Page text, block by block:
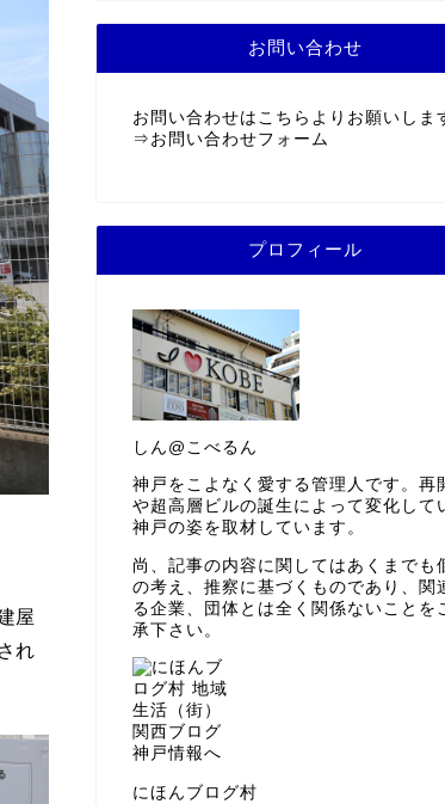
屋
れ
お問い合わせ
お問い合わせはこちらよりお願いしま
⇒ お問い合わせフォーム
プロフィール
しん@こべるん
神戸をこよなく愛する管理人です。再
や超高層ビルの誕生によって変化して
神戸の姿を取材しています。
尚、記事の内容に関してはあくまでも
の考え、推察に基づくものであり、関
る企業、団体とは全く関係ないことを
承下さい。
にほんブログ村